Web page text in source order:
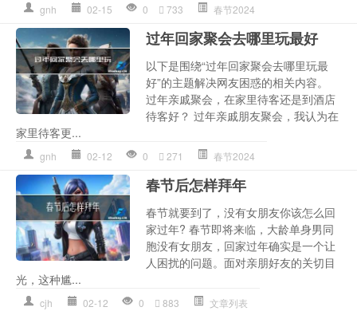
gnh 02-15 0 733 春节2024
过年回家聚会去哪里玩最好
以下是围绕“过年回家聚会去哪里玩最
好”的主题解决网友困惑的相关内容。
过年亲戚聚会，在家里待客还是到酒店
待客好？ 过年亲戚朋友聚会，我认为在
家里待客更...
gnh 02-12 0 271 春节2024
春节后怎样拜年
春节就要到了，没有女朋友你该怎么回
家过年? 春节即将来临，大龄单身男同
胞没有女朋友，回家过年确实是一个让
人困扰的问题。面对亲朋好友的关切目
光，这种尴...
cjh 02-12 0 883 文章列表